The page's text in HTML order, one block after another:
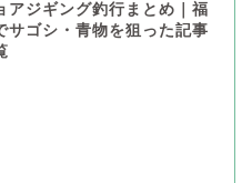
アジギング釣行まとめ｜福
サゴシ・青物を狙った記事